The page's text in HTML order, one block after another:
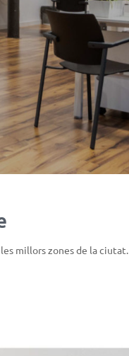
millors zones de la ciutat.